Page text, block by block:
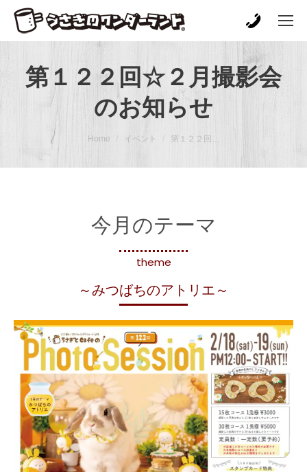
第１２２回☆２月撮影会
のお知らせ
You are here: Home イベント 第１２２回…
今月のテーマ
theme
～みつばちのアトリエ～